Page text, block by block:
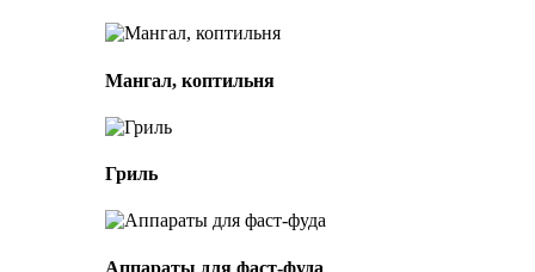
Мангал, коптильня
Гриль
Аппараты для фаст-фуда